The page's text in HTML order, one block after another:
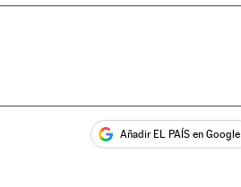
Añadir EL PAÍS en Google